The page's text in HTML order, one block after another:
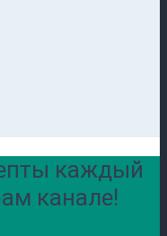
каждый
канале!